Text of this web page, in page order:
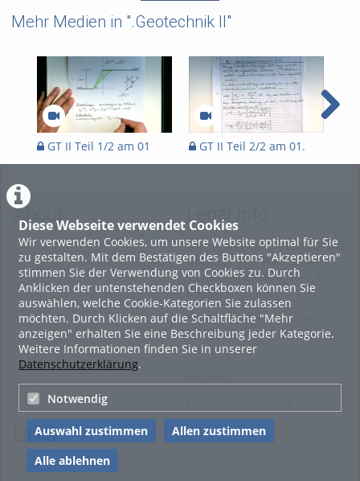
Diese Webseite verwendet Cookies
Wir verwenden Cookies, um unsere Website optimal für Sie
zu gestalten. Mit dem Bestätigen des Buttons "Akzeptieren"
stimmen Sie der Verwendung von Cookies zu. Durch
Anklicken der untenstehenden Checkboxen können Sie
auswählen, welche Cookie-Kategorien Sie zulassen
möchten. Durch Klicken auf die Schaltfläche "Mehr
anzeigen" erhalten Sie eine Beschreibung jeder Kategorie.
Weitere Informationen finden Sie in unserer
Datenschutzerklärung.
Notwendig
Auswahl zustimmen
Allen zustimmen
Alle ablehnen
mk-bm
Mehr Medien in ".Geotechnik II"
GT II Teil 1/2 am 01
.Apr. 20
GT II Teil 2/2 am 01.
Apr. 20
About Legal Info
Terms and Conditions for the
Usage of this ViMP based
website (including all sub-
pages)
Privacy Statement for this
ViMP based Website incl.
Sub-pages
Links
Sitemap